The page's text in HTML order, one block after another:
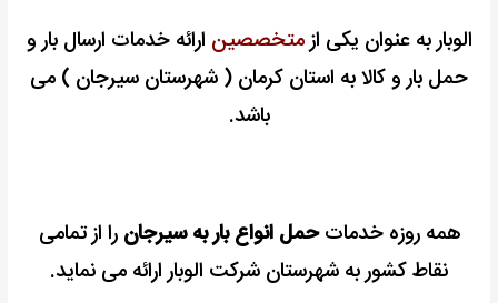
الوبار به عنوان یکی ازمتخصصین ارائه خدمات ارسال بار و
حمل بار و کالا به استان کرمان ( شهرستان سیرجان ) می
باشد.
همه روزه خدماتحمل انواع بار به سیرجان را از تمامی
نقاط کشور به شهرستان شرکت الوبار ارائه می نماید.